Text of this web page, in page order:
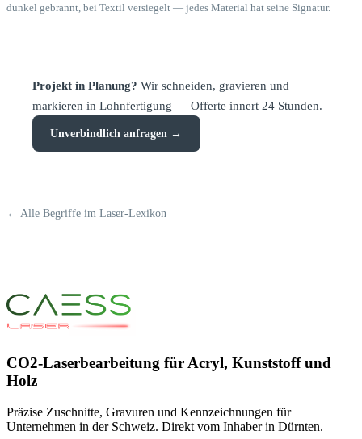
dunkel gebrannt, bei Textil versiegelt — jedes Material hat seine Signatur.
Projekt in Planung? Wir schneiden, gravieren und
markieren in Lohnfertigung — Offerte innert 24 Stunden.
Unverbindlich anfragen →
← Alle Begriffe im Laser-Lexikon
CO2-Laserbearbeitung für Acryl, Kunststoff und
Holz
Präzise Zuschnitte, Gravuren und Kennzeichnungen für
Unternehmen in der Schweiz. Direkt vom Inhaber in Dürnten.